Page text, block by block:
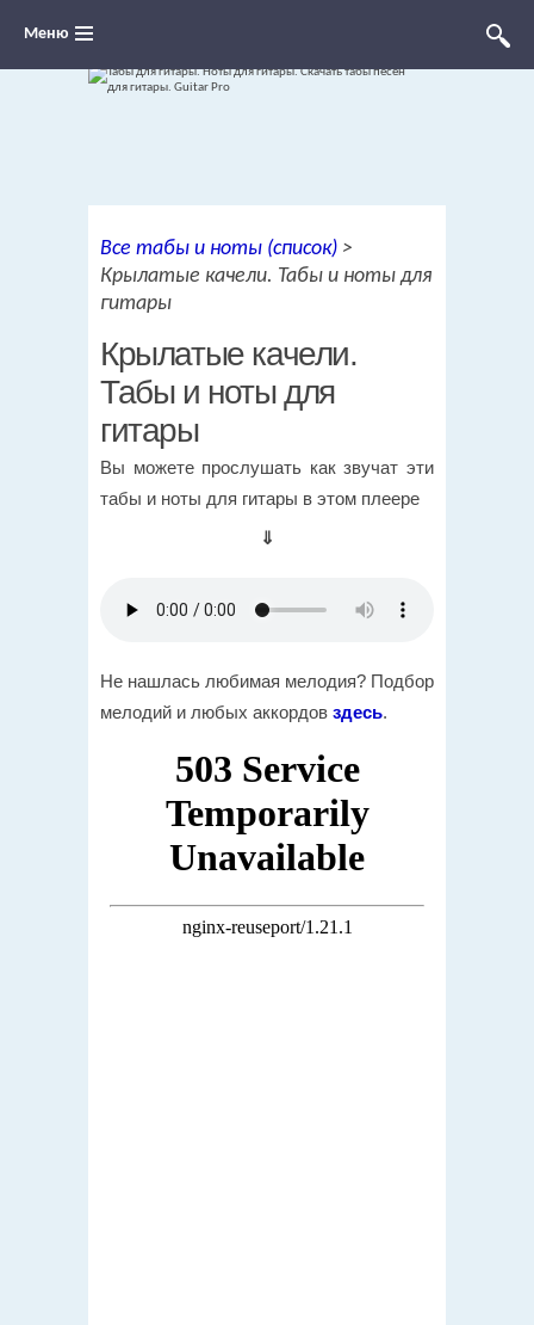
переложения песен для гитары
Меню
Все табы и ноты (список) >
Крылатые качели. Табы и ноты для
гитары
Крылатые качели.
Табы и ноты для
гитары
Вы можете прослушать как звучат эти
табы и ноты для гитары в этом плеере
⇓
Не нашлась любимая мелодия? Подбор
мелодий и любых аккордов здесь.